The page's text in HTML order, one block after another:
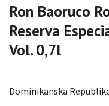
Ron Baoruco
Reserva
Vol. 0,7l
Dominikanska